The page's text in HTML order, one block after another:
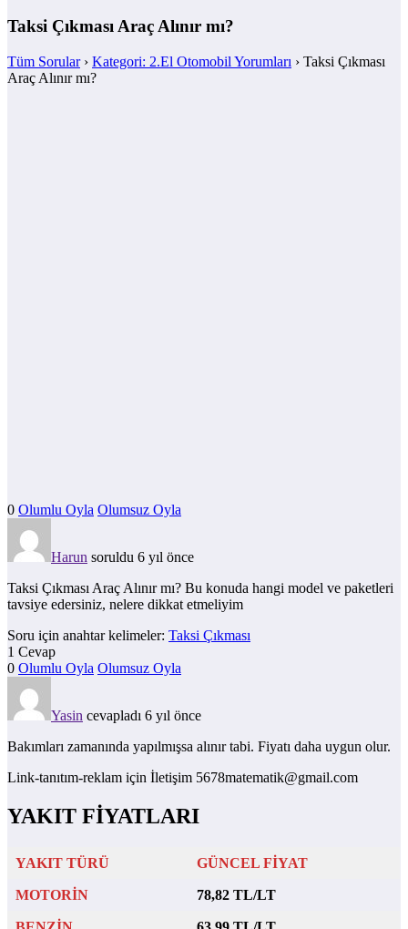
Taksi Çıkması Araç Alınır mı?
Tüm Sorular› Kategori: 2.El Otomobil Yorumları › Taksi Çıkması
Araç Alınır mı?
0 Olumlu Oyla Olumsuz Oyla
Harun soruldu 6 yıl önce
Taksi Çıkması Araç Alınır mı? Bu konuda hangi model ve paketleri
tavsiye edersiniz, nelere dikkat etmeliyim
Soru için anahtar kelimeler: Taksi Çıkması
1 Cevap
0 Olumlu Oyla Olumsuz Oyla
Yasin cevapladı 6 yıl önce
Bakımları zamanında yapılmışsa alınır tabi. Fiyatı daha uygun olur.
Link-tanıtım-reklam için İletişim 5678matematik@gmail.com
YAKIT FİYATLARI
YAKIT TÜRÜ GÜNCEL FİYAT
MOTORİN 78,82 TL/LT